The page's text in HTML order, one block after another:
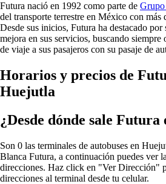
Futura nació en 1992 como parte de
del transporte terrestre en México con más
Desde sus inicios, Futura ha destacado
mejora en sus servicios, buscando
de viaje a sus pasajeros con su pasaje de
Horarios y precios de
Huejutla
¿Desde dónde sale
Son 0 las terminales de autobuses en
Blanca Futura, a continuación puedes ver
direcciones. Haz click en "Ver Dirección"
direcciones al terminal desde tu celular.